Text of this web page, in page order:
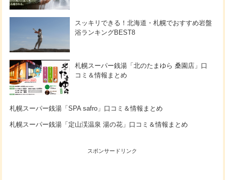
スッキリできる！北海道・札幌でおすすめ岩盤
浴ランキングBEST8
札幌スーパー銭湯「北のたまゆら 桑園店」口
コミ＆情報まとめ
札幌スーパー銭湯「SPA safro」口コミ＆情報まとめ
札幌スーパー銭湯「定山渓温泉 湯の花」口コミ＆情報まとめ
スポンサードリンク